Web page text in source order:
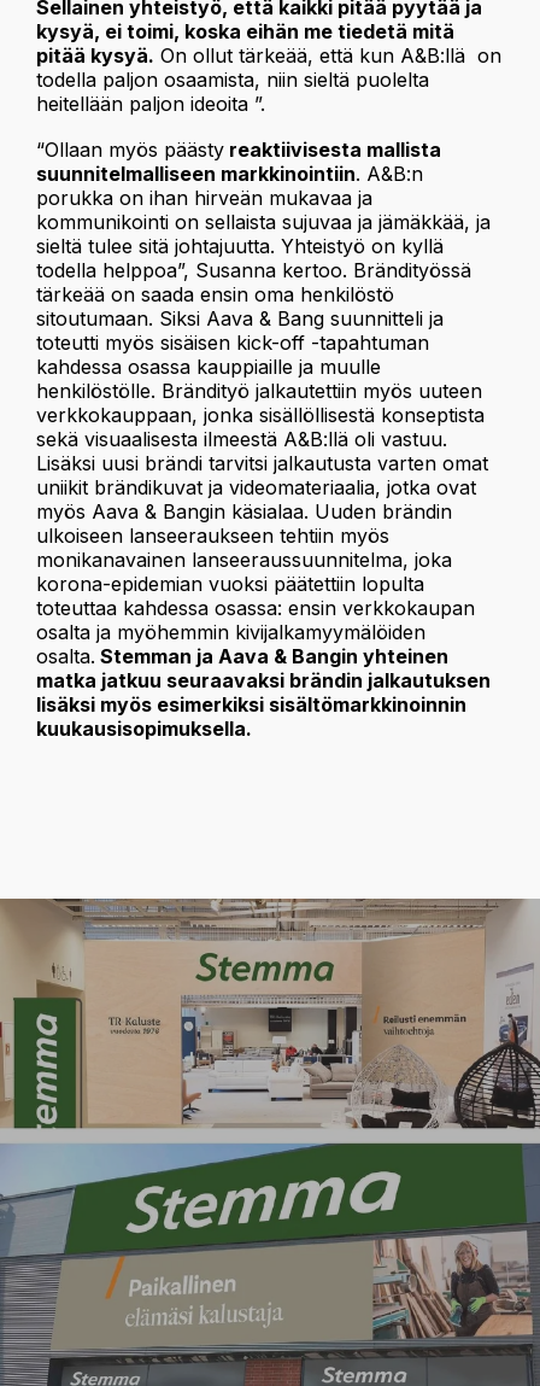
Sellainen yhteistyö, että kaikki pitää pyytää ja
kysyä, ei toimi, koska eihän me tiedetä mitä
pitää kysyä. On ollut tärkeää, että kun A&B:llä on
todella paljon osaamista, niin sieltä puolelta
heitellään paljon ideoita ”.
“Ollaan myös päästy reaktiivisesta mallista
suunnitelmalliseen markkinointiin. A&B:n
porukka on ihan hirveän mukavaa ja
kommunikointi on sellaista sujuvaa ja jämäkkää, ja
sieltä tulee sitä johtajuutta. Yhteistyö on kyllä
todella helppoa”, Susanna kertoo. Brändityössä
tärkeää on saada ensin oma henkilöstö
sitoutumaan. Siksi Aava & Bang suunnitteli ja
toteutti myös sisäisen kick-off -tapahtuman
kahdessa osassa kauppiaille ja muulle
henkilöstölle. Brändityö jalkautettiin myös uuteen
verkkokauppaan, jonka sisällöllisestä konseptista
sekä visuaalisesta ilmeestä A&B:llä oli vastuu.
Lisäksi uusi brändi tarvitsi jalkautusta varten omat
uniikit brändikuvat ja videomateriaalia, jotka ovat
myös Aava & Bangin käsialaa. Uuden brändin
ulkoiseen lanseeraukseen tehtiin myös
monikanavainen lanseeraussuunnitelma, joka
korona-epidemian vuoksi päätettiin lopulta
toteuttaa kahdessa osassa: ensin verkkokaupan
osalta ja myöhemmin kivijalkamyymälöiden
osalta. Stemman ja Aava & Bangin yhteinen
matka jatkuu seuraavaksi brändin jalkautuksen
lisäksi myös esimerkiksi sisältömarkkinoinnin
kuukausisopimuksella.